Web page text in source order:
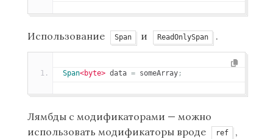
Использование Span и ReadOnlySpan .
Span<byte> data = someArray;
Лямбды с модификаторами — можно
использовать модификаторы вроде
ref
,